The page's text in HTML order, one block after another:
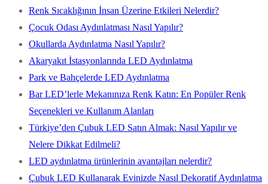
Renk Sıcaklığının İnsan Üzerine Etkileri Nelerdir?
Çocuk Odası Aydınlatması Nasıl Yapılır?
Okullarda Aydınlatma Nasıl Yapılır?
Akaryakıt İstasyonlarında LED Aydınlatma
Park ve Bahçelerde LED Aydınlatma
Bar LED’lerle Mekanınıza Renk Katın: En Popüler Renk
Seçenekleri ve Kullanım Alanları
Türkiye’den Çubuk LED Satın Almak: Nasıl Yapılır ve
Nelere Dikkat Edilmeli?
LED aydınlatma ürünlerinin avantajları nelerdir?
Çubuk LED Kullanarak Evinizde Nasıl Dekoratif Aydınlatma